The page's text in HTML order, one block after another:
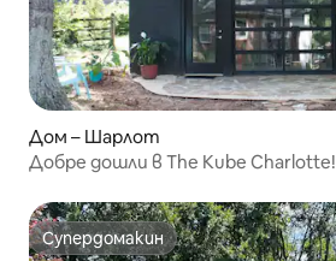
Дом – Шарлот
Добре дошли в The Kube Charlotte!
Супердомакин
Супердомакин